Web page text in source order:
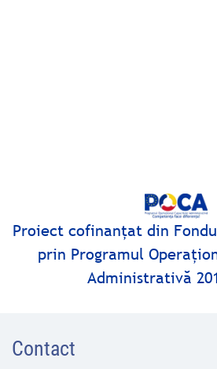
Proiect cofinanţat din
prin Programul
Administrativă
Contact